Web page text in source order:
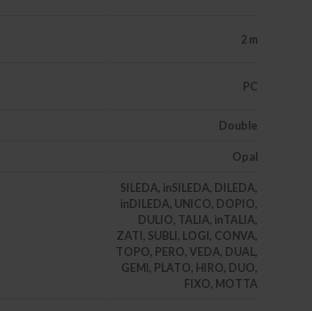
2 m
PC
Double
Opal
SILEDA, inSILEDA, DILEDA,
inDILEDA, UNICO, DOPIO,
DULIO, TALIA, inTALIA,
ZATI, SUBLI, LOGI, CONVA,
TOPO, PERO, VEDA, DUAL,
GEMI, PLATO, HIRO, DUO,
FIXO, MOTTA